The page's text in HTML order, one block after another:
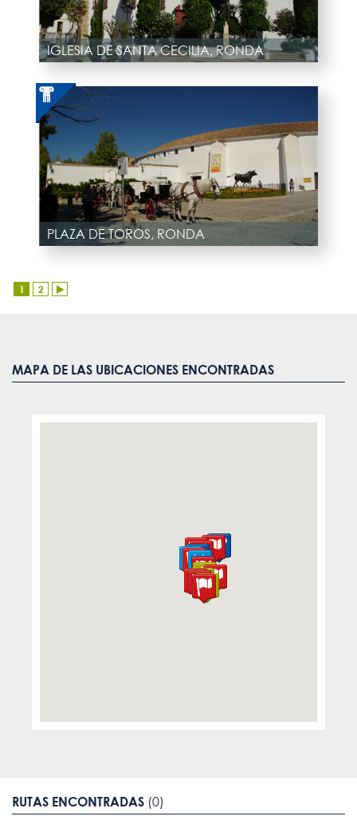
IGLESIA DE SANTA CECILIA, RONDA
PLAZA DE TOROS, RONDA
1 2
MAPA DE LAS UBICACIONES ENCONTRADAS
RUTAS ENCONTRADAS (0)